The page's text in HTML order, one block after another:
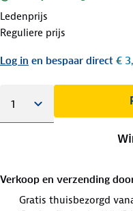
Ledenprijs
Reguliere prijs
Log in en bespaar direct €
Verkoop en verzending
Gratis thuisbezorgd